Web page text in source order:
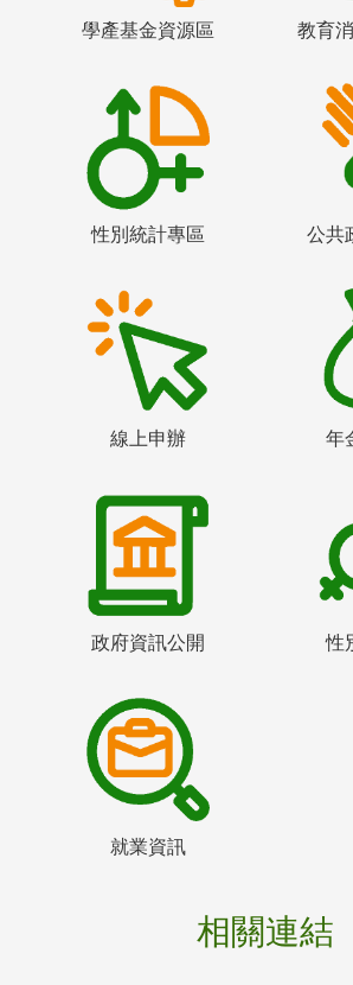
學產基金資源區 教育
性別統計專區 公共
線上申辦 年
政府資訊公開 性
就業資訊
相關連結